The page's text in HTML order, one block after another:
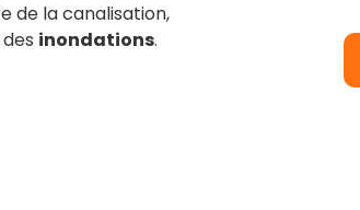
de la canalisation,
inondations.